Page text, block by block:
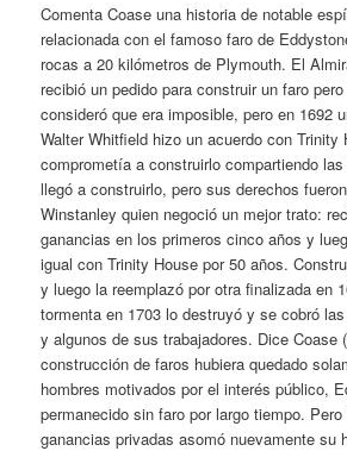
Comenta Coase una historia de notable
relacionada con el famoso faro de
rocas a 20 kilómetros de Plymouth. El
recibió un pedido para construir un faro
consideró que era imposible, pero en 1692
Walter Whitfield hizo un acuerdo con Trinity
comprometía a construirlo compartiendo
llegó a construirlo, pero sus derechos
Winstanley quien negoció un mejor trato:
ganancias en los primeros cinco años y
igual con Trinity House por 50 años.
y luego la reemplazó por otra finalizada en
tormenta en 1703 lo destruyó y se cobró
y algunos de sus trabajadores. Dice Coase
construcción de faros hubiera quedado
hombres motivados por el interés público,
permanecido sin faro por largo tiempo.
ganancias privadas asomó nuevamente su